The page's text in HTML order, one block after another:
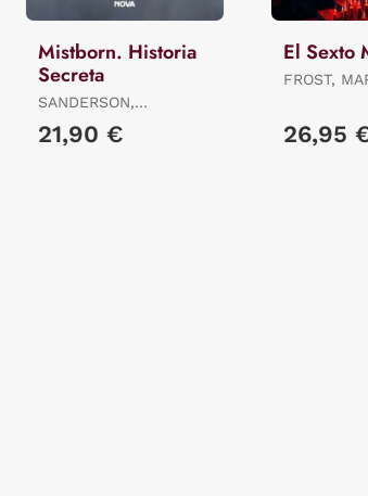
Mistborn. Historia
Secreta
SANDERSON,
21,90 €
El Sexto
FROST,
26,95